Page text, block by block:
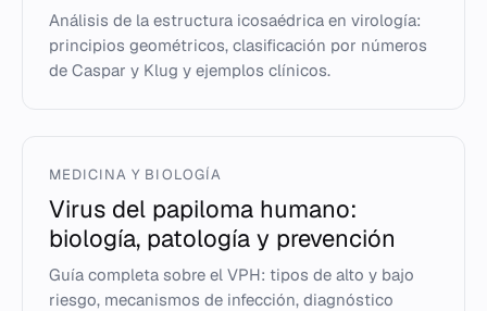
Análisis de la estructura icosaédrica en virología:
principios geométricos, clasificación por números
de Caspar y Klug y ejemplos clínicos.
MEDICINA Y BIOLOGÍA
Virus del papiloma humano:
biología, patología y prevención
Guía completa sobre el VPH: tipos de alto y bajo
riesgo, mecanismos de infección, diagnóstico